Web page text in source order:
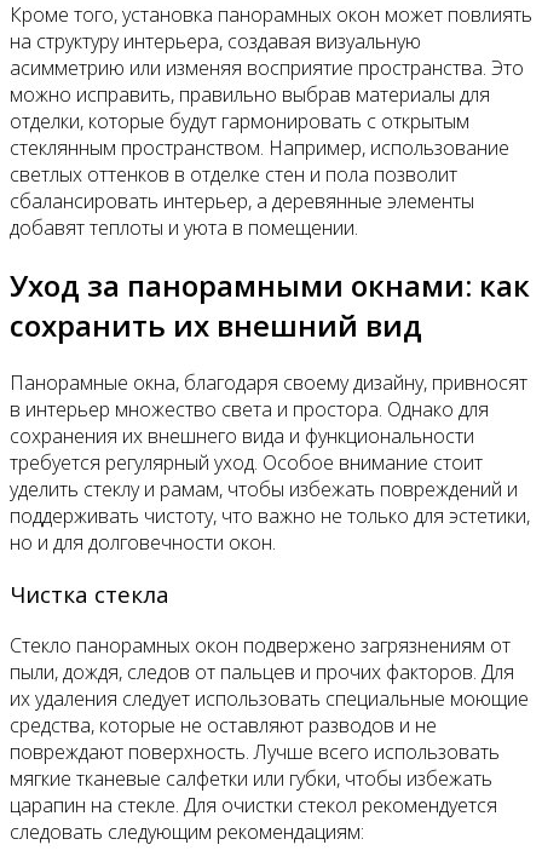
Кроме того, установка панорамных окон может повлиять
на структуру интерьера, создавая визуальную
асимметрию или изменяя восприятие пространства. Это
можно исправить, правильно выбрав материалы для
отделки, которые будут гармонировать с открытым
стеклянным пространством. Например, использование
светлых оттенков в отделке стен и пола позволит
сбалансировать интерьер, а деревянные элементы
добавят теплоты и уюта в помещении.
Уход за панорамными окнами: как
сохранить их внешний вид
Панорамные окна, благодаря своему дизайну, привносят
в интерьер множество света и простора. Однако для
сохранения их внешнего вида и функциональности
требуется регулярный уход. Особое внимание стоит
уделить стеклу и рамам, чтобы избежать повреждений и
поддерживать чистоту, что важно не только для эстетики,
но и для долговечности окон.
Чистка стекла
Стекло панорамных окон подвержено загрязнениям от
пыли, дождя, следов от пальцев и прочих факторов. Для
их удаления следует использовать специальные моющие
средства, которые не оставляют разводов и не
повреждают поверхность. Лучше всего использовать
мягкие тканевые салфетки или губки, чтобы избежать
царапин на стекле. Для очистки стекол рекомендуется
следовать следующим рекомендациям: